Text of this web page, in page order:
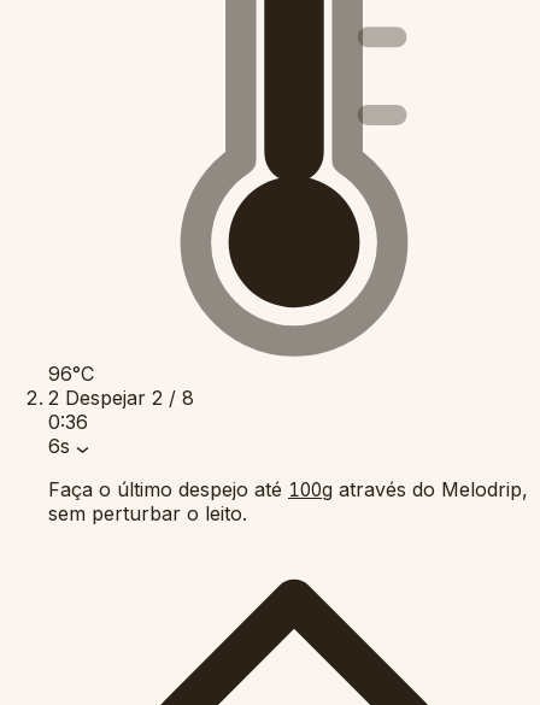
96°C
2 Despejar 2 / 8
0:36
6s
Faça o último despejo até 100g através do Melodrip,
sem perturbar o leito.